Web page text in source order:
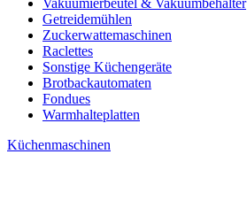
Vakuumierbeutel & Vakuumbehälter
Getreidemühlen
Zuckerwattemaschinen
Raclettes
Sonstige Küchengeräte
Brotbackautomaten
Fondues
Warmhalteplatten
Küchenmaschinen